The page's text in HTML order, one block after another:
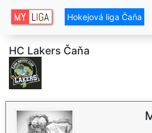
Hokejová liga Čaňa
HC Lakers Čaňa